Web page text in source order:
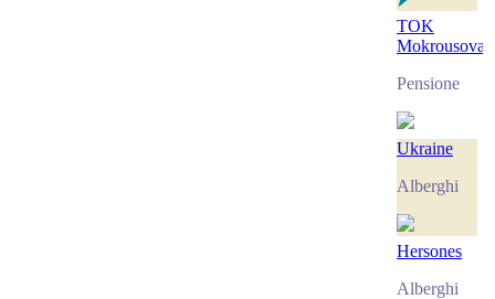
TOK
Mokrousova
Pensione
Ukraine
Alberghi
Hersones
Alberghi